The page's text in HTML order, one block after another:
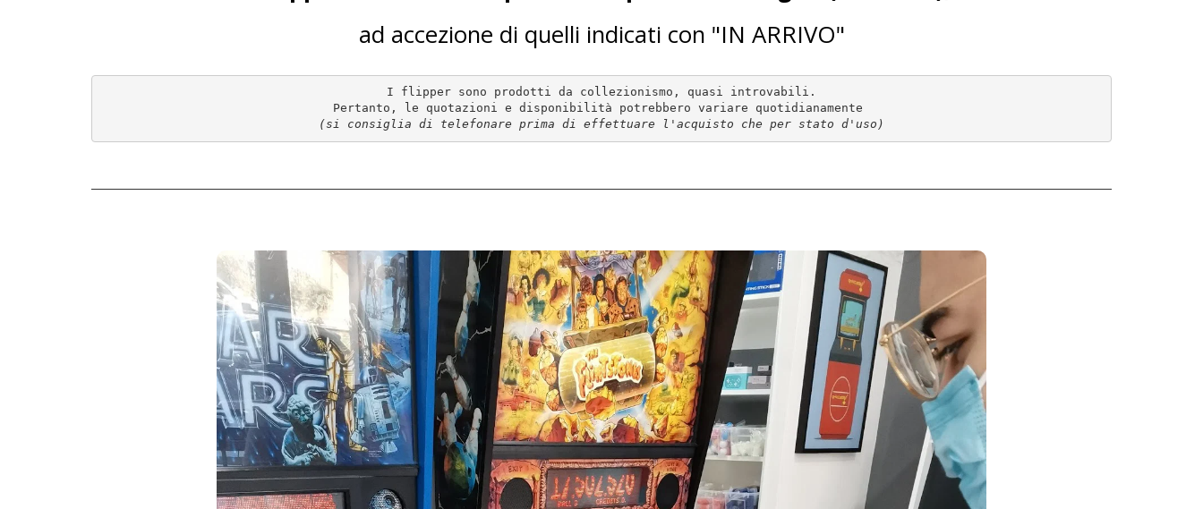
ad accezione di quelli indicati con "IN ARRIVO"
I flipper sono prodotti da collezionismo, quasi introvabili.
(si consiglia di telefonare prima di effettuare l'acquisto che per stato d'uso)